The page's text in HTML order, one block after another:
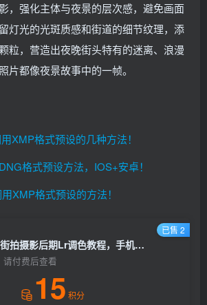
，强化主体与夜景的层次感，避免画面
灯光的光斑质感和街道的细节纹理，添
粒，营造出夜晚街头特有的迷离、浪漫
片都像夜景故事中的一帧。
XMP格式预设的几种方法！
格式预设方法，IOS+安卓！
XMP格式预设的方法！
城市灯光夜景人像街拍摄影后期Lr调色教程，手机滤镜PS+Lightroom预设下载！
请付费后查看
15 积分
已售 2